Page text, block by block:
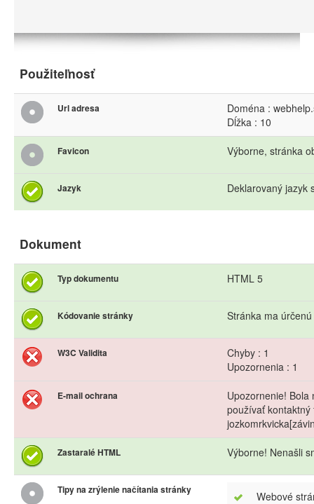
Použiteľnosť
Url adresa
Doména :
Dĺžka : 10
Favicon Výborne, stránka
Jazyk Deklarovaný jazyk
Dokument
Typ dokumentu HTML 5
Kódovanie stránky Stránka ma
W3C Validita
Chyby : 1
Upozornenia : 1
E-mail ochrana
Upozornenie!
používať
Zastaralé HTML Výborne! Nenašli
Tipy na zrýlenie načítania stránky Webové